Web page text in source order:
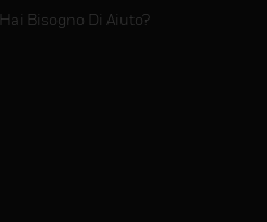
Hai Bisogno Di Aiuto?